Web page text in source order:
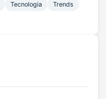
Tecnologia
Trends